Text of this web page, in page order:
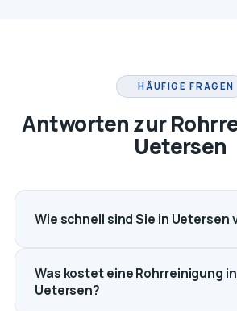
HÄUFIGE FRAGEN
Antworten zur
Uetersen
Wie schnell sind Sie in Uetersen
Was kostet eine Rohrreinigung in
Uetersen?